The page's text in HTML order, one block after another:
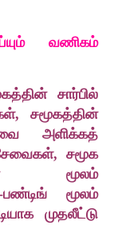
வணிகம்
சார்பில்
சமூகத்தின்
அளிக்கத்
சேவைகள், சமூக
மூலம்
பண்டிங் மூலம்
முதலீட்டு